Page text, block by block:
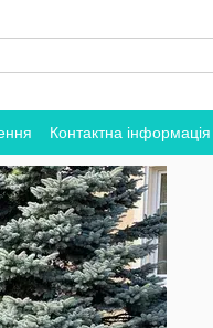
Контактна інформація